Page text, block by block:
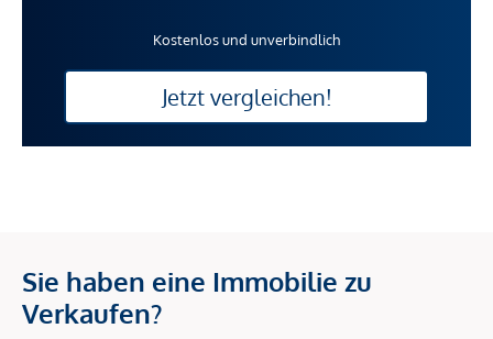
Kostenlos und unverbindlich
Jetzt vergleichen!
Sie haben eine Immobilie zu
Verkaufen?